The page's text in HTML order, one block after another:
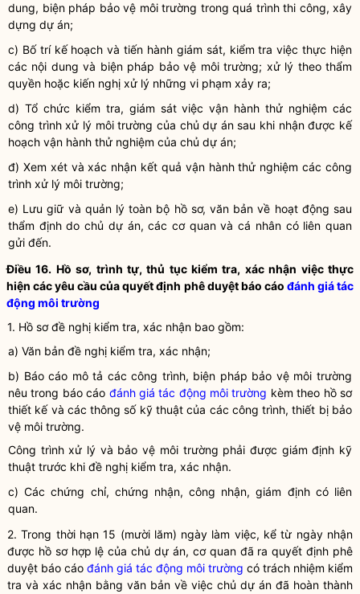
dung, biện pháp bảo vệ môi trường trong quá trình thi công, xây
dựng dự án;
c) Bố trí kế hoạch và tiến hành giám sát, kiểm tra việc thực hiện
các nội dung và biện pháp bảo vệ môi trường; xử lý theo thẩm
quyền hoặc kiến nghị xử lý những vi phạm xảy ra;
d) Tổ chức kiểm tra, giám sát việc vận hành thử nghiệm các
công trình xử lý môi trường của chủ dự án sau khi nhận được kế
hoạch vận hành thử nghiệm của chủ dự án;
đ) Xem xét và xác nhận kết quả vận hành thử nghiệm các công
trình xử lý môi trường;
e) Lưu giữ và quản lý toàn bộ hồ sơ, văn bản về hoạt động sau
thẩm định do chủ dự án, các cơ quan và cá nhân có liên quan
gửi đến.
Điều 16. Hồ sơ, trình tự, thủ tục kiểm tra, xác nhận việc thực
hiện các yêu cầu của quyết định phê duyệt báo cáo đánh giá tác
động môi trường
1. Hồ sơ đề nghị kiểm tra, xác nhận bao gồm:
a) Văn bản đề nghị kiểm tra, xác nhận;
b) Báo cáo mô tả các công trình, biện pháp bảo vệ môi trường
nêu trong báo cáo đánh giá tác động môi trường kèm theo hồ sơ
thiết kế và các thông số kỹ thuật của các công trình, thiết bị bảo
vệ môi trường.
Công trình xử lý và bảo vệ môi trường phải được giám định kỹ
thuật trước khi đề nghị kiểm tra, xác nhận.
c) Các chứng chỉ, chứng nhận, công nhận, giám định có liên
quan.
2. Trong thời hạn 15 (mười lăm) ngày làm việc, kể từ ngày nhận
được hồ sơ hợp lệ của chủ dự án, cơ quan đã ra quyết định phê
duyệt báo cáo đánh giá tác động môi trường có trách nhiệm kiểm
tra và xác nhận bằng văn bản về việc chủ dự án đã hoàn thành